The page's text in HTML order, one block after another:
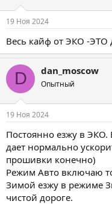
19 Ноя 2024
Весь кайф от ЭКО -ЭТО
D dan_moscow
Опытный
19 Ноя 2024
Постоянно езжу в
дает нормально
прошивки конечно)
Режим Авто включаю
Зимой езжу в режиме
чистой дороге.